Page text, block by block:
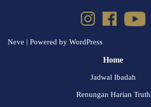
Neve | Powered by WordPress
Home
Jadwal Ibadah
Renungan Harian Truth